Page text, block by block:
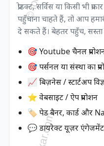
प्रोडक्ट, सर्विस या किसी भी
पहुँचाना चाहते हैं, तो आप
दे सकते हैं। बेहतर पहुँच,
🎯 Youtube चैनल
🎯 पर्सनल या संस्था का
📈 बिज़नेस / स्टार्टअप
⭐ वेबसाइट / ऐप प्रमोशन
🏷️ पेड बैनर, कार्ड और
💬 डायरेक्ट यूज़र